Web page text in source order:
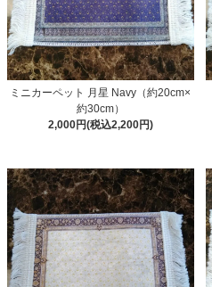
ミニカーペット 月星 Navy（約20cm×
約30cm）
2,000円(税込2,200円)